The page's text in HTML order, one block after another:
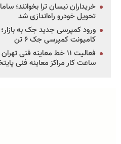
خریداران نیسان ترا بخوانند؛
تحویل خودرو راه‌اندازی شد
ورود کمپرسی جدید جک به
کامیونت کمپرسی جک ۶ تن
فعالیت ۱۱ خط معاینه فنی
ساعت کار مراکز معاینه فنی